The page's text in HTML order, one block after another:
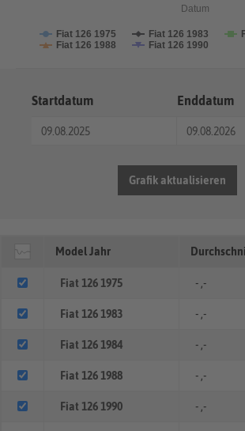
Datum
Fiat 126 1975 Fiat 126 1983
Fiat 126 1988
Fiat 126 1990
Startdatum Enddatum
Grafik aktualisieren
Model Jahr
Fiat 126 1975 - ,-
Fiat 126 1983 - ,-
Fiat 126 1984 - ,-
Fiat 126 1988 - ,-
Fiat 126 1990 - ,-